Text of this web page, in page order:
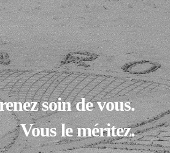
soin de vous.
Vous le méritez.